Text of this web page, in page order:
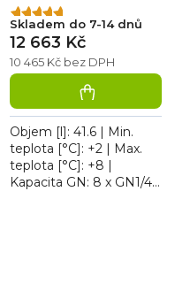
Průměrné
hodnocení
produktu
je
5,0
z
5
hvězdiček.
Skladem do 7-14 dnů
10 465 Kč bez DPH
12 663 Kč
Objem [l]: 41.6 | Min.
teplota [°C]: +2 | Max.
teplota [°C]: +8 |
Kapacita GN: 8 x GN1/4